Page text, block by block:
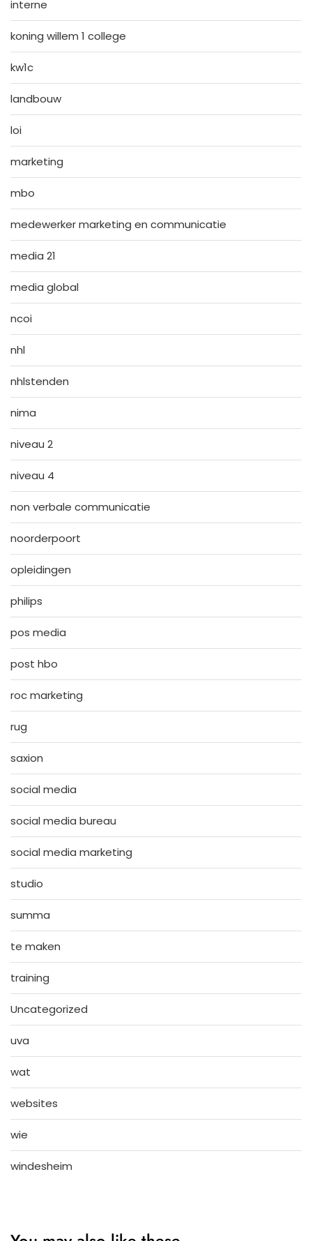
interne
koning willem 1 college
kw1c
landbouw
loi
marketing
mbo
medewerker marketing en communicatie
media 21
media global
ncoi
nhl
nhlstenden
nima
niveau 2
niveau 4
non verbale communicatie
noorderpoort
opleidingen
philips
pos media
post hbo
roc marketing
rug
saxion
social media
social media bureau
social media marketing
studio
summa
te maken
training
Uncategorized
uva
wat
websites
wie
windesheim